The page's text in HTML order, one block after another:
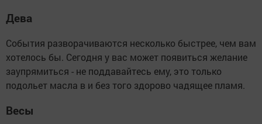
Дева
События разворачиваются несколько быстрее, чем вам
хотелось бы. Сегодня у вас может появиться желание
заупрямиться - не поддавайтесь ему, это только
подольет масла в и без того здорово чадящее пламя.
Весы